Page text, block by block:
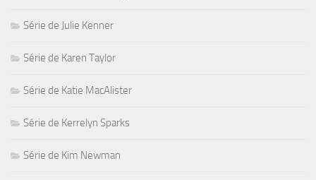
Série de Julie Kenner
Série de Karen Taylor
Série de Katie MacAlister
Série de Kerrelyn Sparks
Série de Kim Newman